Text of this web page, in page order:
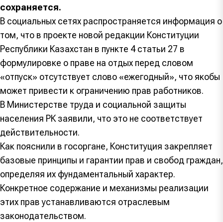
сохраняется.
В социальных сетях распространяется информация о
том, что в проекте новой редакции Конституции
Республики Казахстан в пункте 4 статьи 27 в
формулировке о праве на отдых перед словом
«отпуск» отсутствует слово «ежегодный», что якобы
может привести к ограничению прав работников.
В Министерстве труда и социальной защиты
населения РК заявили, что это не соответствует
действительности.
Как пояснили в госоргане, Конституция закрепляет
базовые принципы и гарантии прав и свобод граждан,
определяя их фундаментальный характер.
Конкретное содержание и механизмы реализации
этих прав устанавливаются отраслевым
законодательством.